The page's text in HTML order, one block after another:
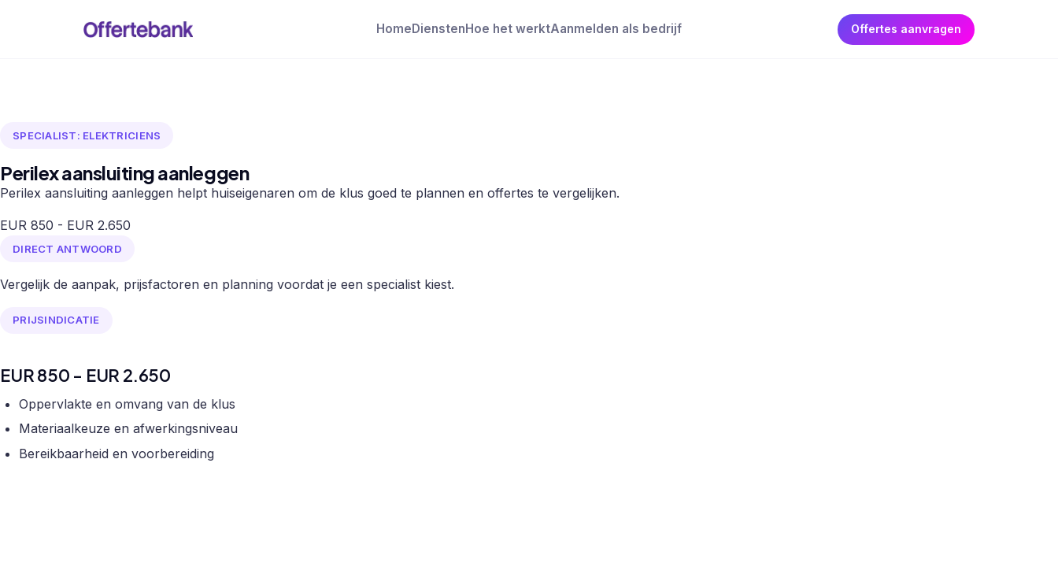
Home Diensten Hoe het werktAanmelden als bedrijf Offertes aanvragen
SPECIALIST: ELEKTRICIENS
Perilex aansluiting aanleggen
Perilex aansluiting aanleggen helpt huiseigenaren om de klus goed te plannen en offertes te vergelijken.
EUR 850 - EUR 2.650
DIRECT ANTWOORD
Vergelijk de aanpak, prijsfactoren en planning voordat je een specialist kiest.
PRIJSINDICATIE
EUR 850 - EUR 2.650
Oppervlakte en omvang van de klus
Materiaalkeuze en afwerkingsniveau
Bereikbaarheid en voorbereiding